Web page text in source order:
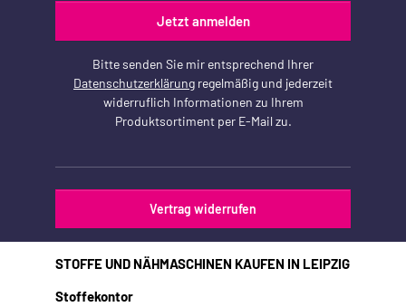
Jetzt anmelden
Bitte senden Sie mir entsprechend Ihrer
Datenschutzerklärung regelmäßig und jederzeit
widerruflich Informationen zu Ihrem
Produktsortiment per E-Mail zu.
Vertrag widerrufen
STOFFE UND NÄHMASCHINEN KAUFEN IN LEIPZIG
Stoffekontor